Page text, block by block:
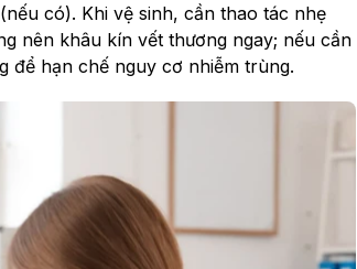
có). Khi vệ sinh, cần thao tác nhẹ
nên khâu kín vết thương ngay; nếu cần
để hạn chế nguy cơ nhiễm trùng.